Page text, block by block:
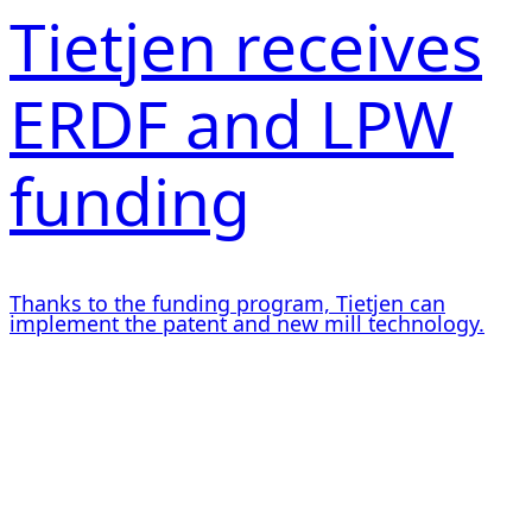
Tietjen receives
ERDF and LPW
funding
Thanks to the funding program, Tietjen can
implement the patent and new mill technology.